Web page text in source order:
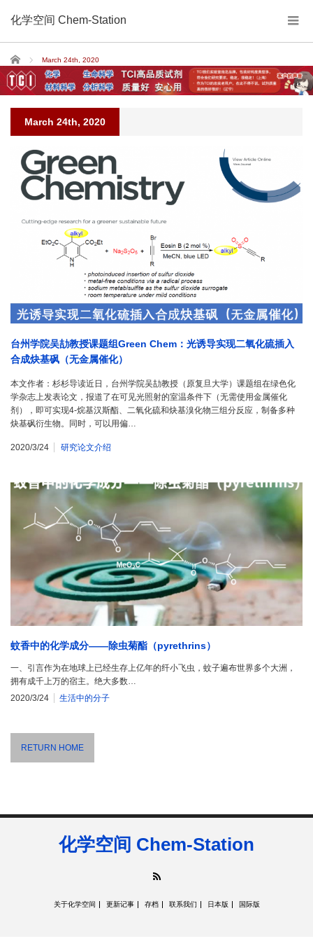
化学空间 Chem-Station
Home March 24th, 2020
March 24th, 2020
台州学院吴劼教授课题组Green Chem：光诱导实现二氧化硫插入
合成炔基砜（无金属催化）
本文作者：杉杉导读近日，台州学院吴劼教授（原复旦大学）课题组在绿色化
学杂志上发表论文，报道了在可见光照射的室温条件下（无需使用金属催化
剂），即可实现4-烷基汉斯酯、二氧化硫和炔基溴化物三组分反应，制备多种
炔基砜衍生物。同时，可以用偏…
2020/3/24 研究论文介绍
蚊香中的化学成分——除虫菊酯（pyrethrins）
一、引言作为在地球上已经生存上亿年的纤小飞虫，蚊子遍布世界多个大洲，
拥有成千上万的宿主。绝大多数…
2020/3/24
生活中的分子
RETURN HOME
化学空间 Chem-Station
关于化学空间 更新记事 存档 联系我们 日本版 国际版